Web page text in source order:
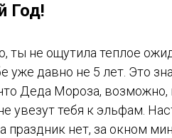
Год!
ты не ощутила теплое
уже давно не 5 лет. Это
Деда Мороза, возможно,
увезут тебя к эльфам.
праздник нет, за окном